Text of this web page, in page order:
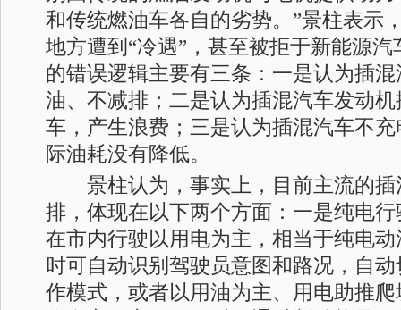
和传统燃油车各自的劣势。”景柱表示
地方遭到“冷遇”，甚至被拒于新能源
的错误逻辑主要有三条：一是认为插
油、不减排；二是认为插混汽车发动
车，产生浪费；三是认为插混汽车不
际油耗没有降低。
景柱认为，事实上，目前主流的插
排，体现在以下两个方面：一是纯电
在市内行驶以用电为主，相当于纯电
时可自动识别驾驶员意图和路况，自
作模式，或者以用油为主、用电助推